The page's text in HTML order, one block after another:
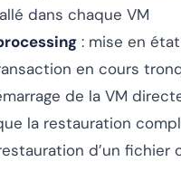
dans chaque VM
: mise en
en cours
de la VM
la restauration
d’un fichier